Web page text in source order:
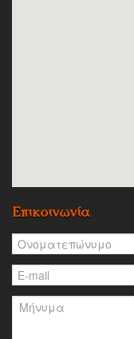
Επικοινωνία